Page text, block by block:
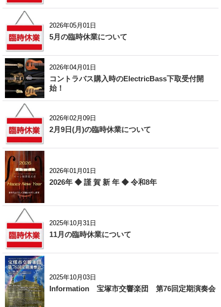
2026年05月01日
5月の臨時休業について
2026年04月01日
コントラバス購入時のElectricBass下取受付開
始！
2026年02月09日
2月9日(月)の臨時休業について
2026年01月01日
2026年 ◆ 謹 賀 新 年 ◆ 令和8年
2025年10月31日
11月の臨時休業について
2025年10月03日
Information 宝塚市交響楽団 第76回定期演奏会